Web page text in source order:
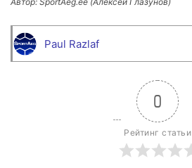
Paul Razlaf
0
Рейтинг статьи